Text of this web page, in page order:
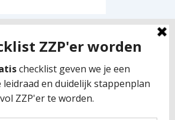
met ouderschap?